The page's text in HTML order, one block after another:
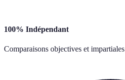
100% Indépendant
Comparaisons objectives et impartiales